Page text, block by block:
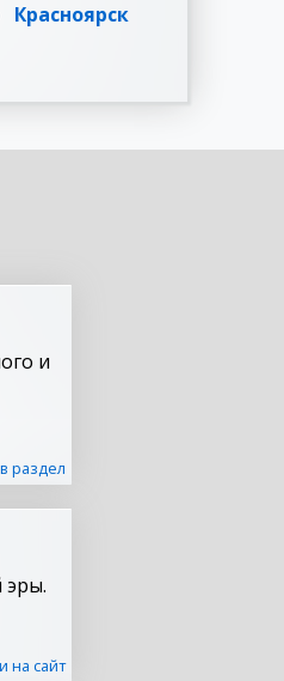
Красноярск
и
раздел
эры.
на сайт